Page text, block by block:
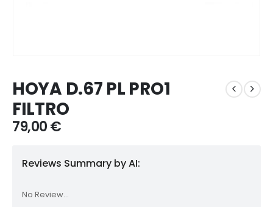
HOYA D.67 PL PRO1
FILTRO
79,00€
Reviews Summary by AI:
No Review...